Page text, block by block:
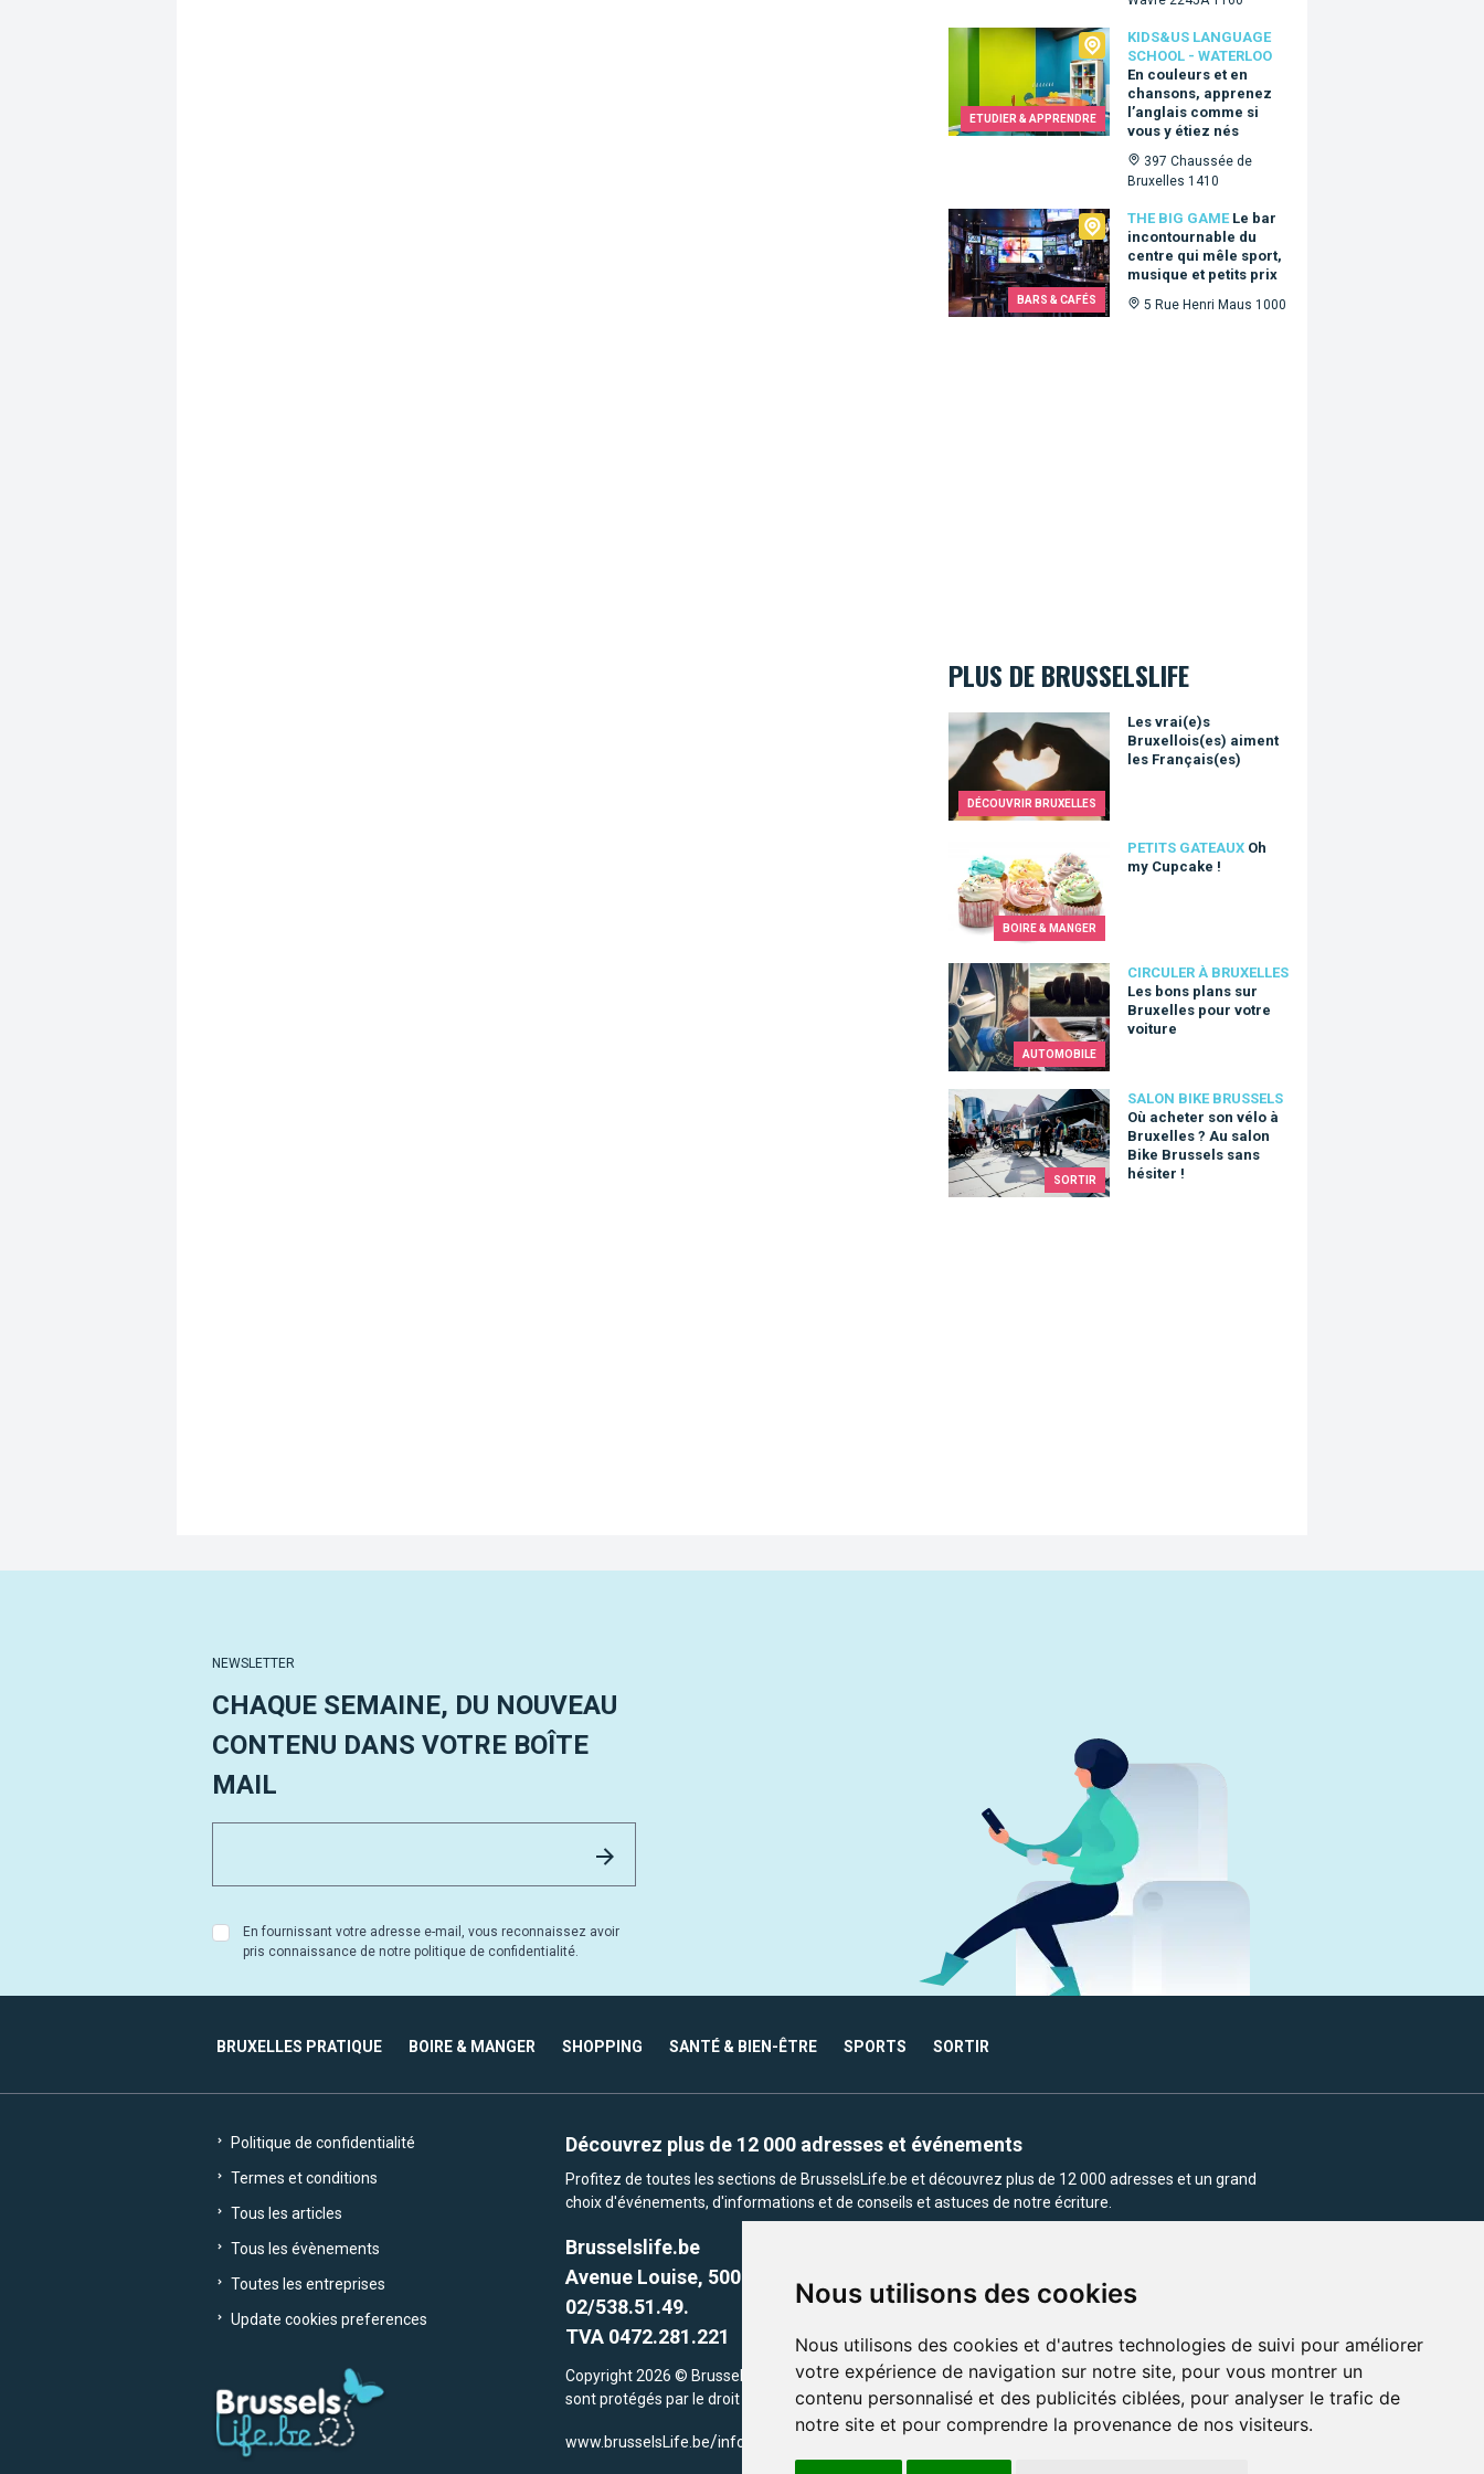
Nous utilisons des cookies
Nous utilisons des cookies et d'autres technologies de suivi pour améliorer
votre expérience de navigation sur notre site, pour vous montrer un
contenu personnalisé et des publicités ciblées, pour analyser le trafic de
notre site et pour comprendre la provenance de nos visiteurs.
ETUDIER & APPRENDRE
KIDS&US LANGUAGE
SCHOOL - WATERLOO
En couleurs et en
chansons, apprenez
l’anglais comme si
vous y étiez nés
397 Chaussée de
Bruxelles 1410
Kids&Us language school - Waterloo
BARS & CAFÉS
THE BIG GAME Le bar
incontournable du
centre qui mêle sport,
musique et petits prix
5 Rue Henri Maus 1000
The Big Game
PLUS DE BRUSSELSLIFE
DÉCOUVRIR BRUXELLES
Les vrai(e)s
Bruxellois(es) aiment
les Français(es)
Les vrai(e)s Bruxellois(es) aiment les Français(es)
BOIRE & MANGER
PETITS GATEAUX Oh
my Cupcake !
Oh my Cupcake !
AUTOMOBILE
CIRCULER À BRUXELLES
Les bons plans sur
Bruxelles pour votre
voiture
Les bons plans sur Bruxelles pour votre voiture
SORTIR
SALON BIKE BRUSSELS
Où acheter son vélo à
Bruxelles ? Au salon
Bike Brussels sans
hésiter !
Où acheter son vélo à Bruxelles ? Au salon Bike Brussels sans
NEWSLETTER
CHAQUE SEMAINE, DU NOUVEAU
CONTENU DANS VOTRE BOÎTE
MAIL
En fournissant votre adresse e-mail, vous reconnaissez avoir
pris connaissance de notre politique de confidentialité.
BRUXELLES PRATIQUE BOIRE & MANGER SHOPPING SANTÉ & BIEN-ÊTRE SPORTS SORTIR
Politique de confidentialité
Termes et conditions
Tous les articles
Tous les évènements
Toutes les entreprises
Update cookies preferences
Découvrez plus de 12 000 adresses et événements
Profitez de toutes les sections de BrusselsLife.be et découvrez plus de 12 000 adresses et un grand
choix d'événements, d'informations et de conseils et astuces de notre écriture.
Brusselslife.be
Avenue Louise, 500 -1050 Ixelles, Brussels,
02/538.51.49.
TVA 0472.281.221
Copyright 2026 © Brusselslife.be Tous droits réservés. Le contenu et les images utilisés sur ce site
sont protégés par le droit d'auteur. la propriétaires respectifs.
www.brusselsLife.be/info@brusselslife.be